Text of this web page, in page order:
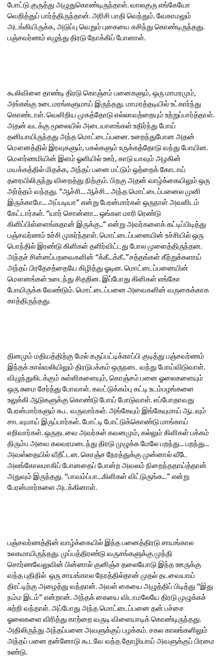
போட்டு குருத்து அழுதுகொண்டிருந்தாள். வாலகுரு எங்கேயோ
வெறித்துப் பார்த்திருந்தான். அரிசி பாதி வெந்தும். வேகாமலும்
அடங்கியிருக்க, அடுப்பு வெறும் புகையை கசிந்து கொண்டிருந்தது.
பஞ்சவர்ணம் எழுந்து திரடு நோக்கிப் போனாள்.
கூலிவிளை தாண்டி திரடு கொஞ்சம் பனைகளும், ஒரு மாமரமும்,
அங்கங்கு உடைமரங்களுமாய் இருந்தது. மாமரத்தடியில் உட்கார்ந்து
கொண்டாள். வெளிறிய முகத்தோடு எல்லாவற்றையும் உற்றுப்பார்த்தாள்.
அதன் வடக்கு மூலையில் அடையாளங்கள் உதிர்ந்து போய்
தனியாயிருந்தது அந்த மொட்டைப்பனை. உறைந்துபோன அதன்
மௌனத்தில் இரவுகளும், பகல்களும் உருக்கத்தோடு வந்து போயின.
மௌர்ணமியின் இளம் ஓளியில் ஊர், காடு யாவும் அழகின்
மயக்கத்தில் மிதக்க, அந்தப் பனை மட்டும் ஒற்றைக் கோடாய்
தரையிலிருந்து விறைத்து நிற்கும். பிறகு அதன் வாழ்க்கையிலும் ஒரு
அர்த்தம் வந்தது. “ஆச்சி... ஆச்சி... அந்த மொட்டைப்பனைல முனி
இருக்காமே... அப்படியா” என்று பேரன்மார்கள் ஒருநாள் அவளிடம்
கேட்டார்கள். “யார் சொன்னா... ஒங்கள மாரி ரெண்டு
கிளிப்பிள்ளைங்கதான் இருக்கு..” என்று அவர்களைக் கட்டிப்பிடித்து
பஞ்சவர்ணம் உச்சி முகர்ந்தாள். மொட்டைப்பனையின் உச்சியில் ஒரு
பொந்தில் இரண்டு கிளிகள் தளிர்விட்டது போல முளைத்திருந்தன.
அந்தச் சின்னப்பறவைகளின் “க்கீ...க்கீ..”சத்தங்கள் கீற்றுக்களாய்
அந்தப் பிரதேசத்தையே கிழித்து ஓடின. மொட்டைப்பனையின்
மௌனங்கள் உடைந்து சிதறின. இப்போது கிளிகள் எங்கோ
போயிருக்க வேண்டும். மொட்டைப்பனை அவைகளின் வருகைக்காக
காத்திருந்தது.
தினமும் மதியத்திற்கு மேல் கருப்பட்டிக்காப்பி குடித்து பஞ்சவர்ணம்
இந்தக் கால்வலியிலும் திரடுபக்கம் ஒருநடை வந்து போய்விடுவாள்.
விழுந்துகிடக்கும் சுள்ளிகளையும், கொஞ்சம் பனை ஓலைகளையும்
ஒரு சுமை சேர்த்து போவாள். கவட்டுக்கம்பு கட்டி உடம்பழங்களை
உலுக்கி ஆடுகளுக்கு கொண்டு போய் போடுவாள். எப்போதாவது
பேரன்மார்களும் கூட வருவார்கள். அங்கேயும் இங்கேயுமாய் ஆடவும்
சாடவுமாய் இருப்பார்கள். போட்டி போட்டுக்கொண்டு மாங்காய்
எறிவார்கள். ஒருதடவை அவர்கள் கவனமும், கல்லும் கிளிகள் பக்கம்
திரும்ப அவை கலவரமடைந்து திரடு முழுக்க மேலே பறந்து... பறந்து...
அவஸ்தையில் வீறீட்டன. கொஞ்ச நேரத்துக்கு முன்னால் வீடே
அலங்கோலமாகிப் போனதைப் போன்ற அவலம் நிறைந்ததாய்த்தான்
அதுவும் இருந்தது. “பாவம்ப்பா...கிளிகள் விட்டுருங்க...” என்று
பேரன்மார்களை அடக்கினாள்.
பஞ்சவர்ணத்தின் வாழ்க்கையில் இந்த பனைத்திரடு சாயங்கால
உலகமாயிருந்தது. முப்பத்திரண்டு வருசங்களுக்கு முந்தி
சொர்ணவேலுவின் பின்னால் குனிஞ்ச தலையோடு இந்த ஊருக்கு
வந்த புதிதில் ஒரு சாயங்கால நேரத்தில்தான் முதல் தடவையாய்
திரட்டிற்கு அழைத்து வந்தான். அவள் கையை அழுத்திப் பிடித்து “இது
நம்ம இடம்” என்றான். அந்தக் கையை விடாமலேயே திரடு முழுக்கச்
சுற்றி வந்தாள். அப்போது அந்த மொட்டைப்பனை தன் பச்சை
ஓலைகளை விரித்து காற்றை வருடி விளையாடிக் கொண்டிருந்தது.
அதிலிருந்து அந்தப்பனை அவளுக்குப் பழக்கம். சகல காலங்களிலும்
அந்தப் பனை தன்னோடு கூடவே வந்த தோழியாய் அவளுக்குப் பிரமை
உண்டு.